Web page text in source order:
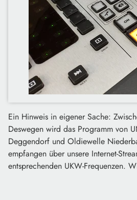
Ein Hinweis in eigener Sache:
Deswegen wird das Programm von
Deggendorf und Oldiewelle
empfangen über unsere Internet-
entsprechenden UKW-Frequenzen.